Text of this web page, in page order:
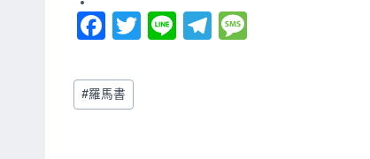
Fa
ce
b
o
T
wi
Li
ne
Te
le
Post
Tags:
#羅馬書